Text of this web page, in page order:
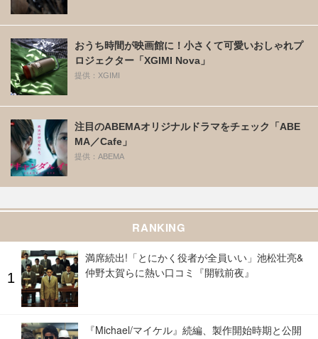
おうち時間が映画館に！小さくて可愛いおしゃれプ
ロジェクター「XGIMI Nova」
提供：XGIMI
注目のABEMAオリジナルドラマをチェック「ABE
MA／Cafe」
提供：ABEMA
RANKING
満席続出!「とにかく役者が全員いい」池松壮亮&
仲野太賀らに熱い口コミ『開戦前夜』
『Michael/マイケル』続編、製作開始時期と公開